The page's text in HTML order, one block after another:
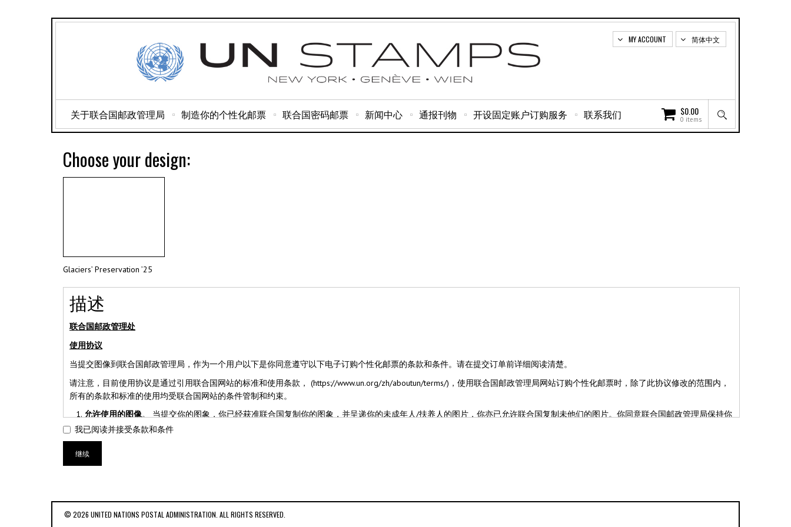
简体中文
MY ACCOUNT
$0.00
0 items
关于联合国邮政管理局 制造你的个性化邮票 联合国密码邮票 新闻中心 通报刊物 开设固定账户订购服务 联系我们
Choose your design:
Glaciers’ Preservation ’25
描述
联合国邮政管理处
使用协议
当提交图像到联合国邮政管理局，作为一个用户以下是你同意遵守以下电子订购个性化邮票的条款和条件。请在提交订单前详细阅读清楚。
请注意，目前使用协议是通过引用联合国网站的标准和使用条款， (https://www.un.org/zh/aboutun/terms/)，使用联合国邮政管理局网站订购个性化邮票时，除了此协议修改的范围内，
所有的条款和标准的使用均受联合国网站的条件管制和约束。
允许使用的图像。 当提交你的图象，你已经获准联合国复制你的图象，并呈递你的未成年人/扶养人的图片，你亦已允许联合国复制未他们的图片。你同意联合国邮政管理局保持你
的图像和文件规格，为期90天，从联合国邮政管局寄给你个性化邮票那天起开始计算，以便你想使用相同的图像重新订购个性化邮票。如果你想重订购个性化邮票产品，请发送电
到关于联合国邮政管理局的产品和服务信息。
提交的图像
用作为订购联合国个性化邮票（“提交图片”）的目的。你必须确保每个图像的合法权利，无论是在有关当局的版权所有制形式或者著作权人的许可，包括未成年人的法定监护人。联
合国邮政管理局有权要求你提供书面证明，拥有以上提到的法律权利。如果你无法提供所要求的证明，联合国邮政管理局可以作主，在其自行决定下，不使用提交图像提交及履行
我已阅读并接受条款和条件
继续
© 2026 UNITED NATIONS POSTAL ADMINISTRATION. ALL RIGHTS RESERVED.